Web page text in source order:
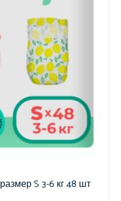
S 3-6 кг 48 шт